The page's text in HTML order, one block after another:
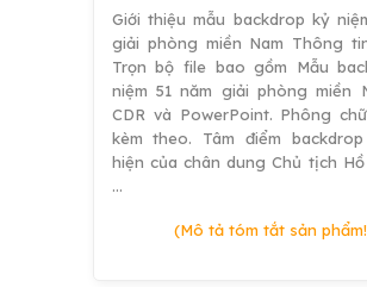
Giới thiệu mẫu backdrop kỷ
giải phòng miền Nam Thông
Trọn bộ file bao gồm Mẫu
niệm 51 năm giải phòng miền
CDR và PowerPoint. Phông
kèm theo. Tâm điểm
hiện của chân dung Chủ tịch Hồ
…
(Mô tả tóm tắt sản